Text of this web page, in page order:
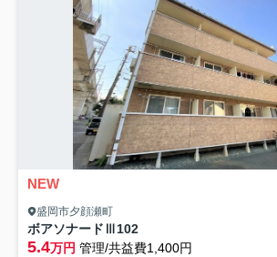
NEW
盛岡市夕顔瀬町
ボアソナードⅢ102
5.4万円 管理/共益費1,400円